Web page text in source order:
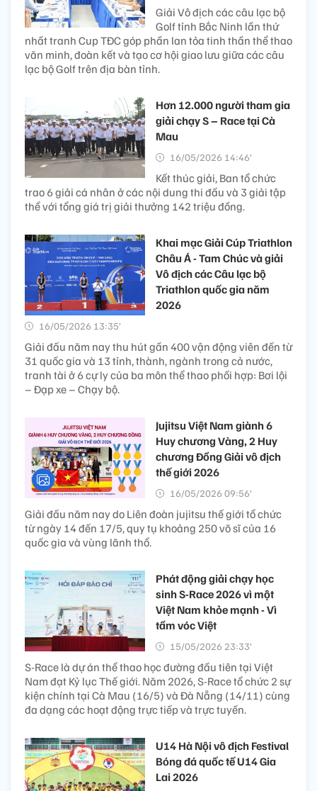
Giải Vô địch các câu lạc bộ
Golf tỉnh Bắc Ninh lần thứ
nhất tranh Cup TĐC góp phần lan tỏa tinh thần thể thao
văn minh, đoàn kết và tạo cơ hội giao lưu giữa các câu
lạc bộ Golf trên địa bàn tỉnh.
Hơn 12.000 người tham gia
giải chạy S – Race tại Cà
Mau
16/05/2026 14:46’
Kết thúc giải, Ban tổ chức
trao 6 giải cá nhân ở các nội dung thi đấu và 3 giải tập
thể với tổng giá trị giải thưởng 142 triệu đồng.
Khai mạc Giải Cúp Triathlon
Châu Á - Tam Chúc và giải
Vô địch các Câu lạc bộ
Triathlon quốc gia năm
2026
16/05/2026 13:35’
Giải đấu năm nay thu hút gần 400 vận động viên đến từ
31 quốc gia và 13 tỉnh, thành, ngành trong cả nước,
tranh tài ở 6 cự ly của ba môn thể thao phối hợp: Bơi lội
– Đạp xe – Chạy bộ.
Jujitsu Việt Nam giành 6
Huy chương Vàng, 2 Huy
chương Đồng Giải vô địch
thế giới 2026
16/05/2026 09:56’
Giải đấu năm nay do Liên đoàn jujitsu thế giới tổ chức
từ ngày 14 đến 17/5, quy tụ khoảng 250 võ sĩ của 16
quốc gia và vùng lãnh thổ.
Phát động giải chạy học
sinh S-Race 2026 vì một
Việt Nam khỏe mạnh - Vì
tầm vóc Việt
15/05/2026 23:33’
S-Race là dự án thể thao học đường đầu tiên tại Việt
Nam đạt Kỷ lục Thế giới. Năm 2026, S-Race tổ chức 2 sự
kiện chính tại Cà Mau (16/5) và Đà Nẵng (14/11) cùng
đa dạng các hoạt động trực tiếp và trực tuyến.
U14 Hà Nội vô địch Festival
Bóng đá quốc tế U14 Gia
Lai 2026